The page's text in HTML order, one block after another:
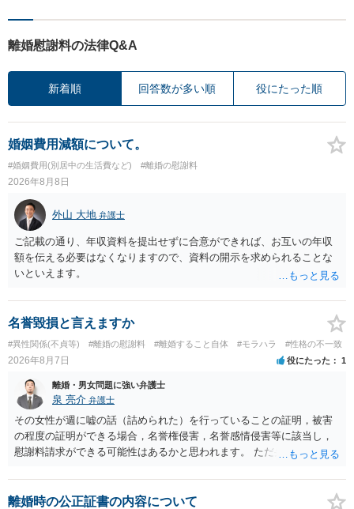
離婚慰謝料の法律Q&A
新着順 回答数が多い順 役にたった順
婚姻費用減額について。
#婚姻費用(別居中の生活費など) #離婚の慰謝料
2026年8月8日
外山 大地 弁護士
ご記載の通り、年収資料を提出せずに合意ができれば、お互いの年収
額を伝える必要はなくなりますので、資料の開示を求められることな
いといえます。
名誉毀損と言えますか
#異性関係(不貞等) #離婚の慰謝料 #離婚すること自体 #モラハラ #性格の不一致
2026年8月7日 役にたった 1
離婚・男女問題に強い弁護士
泉 亮介 弁護士
その女性が週に嘘の話（詰められた）を行っていることの証明，被害
の程度の証明ができる場合，名誉権侵害，名誉感情侵害等に該当し，
慰謝料請求ができる可能性はあるかと思われます。 ただ弁護士費用を
た方が良いでしょう。
離婚時の公正証書の内容について